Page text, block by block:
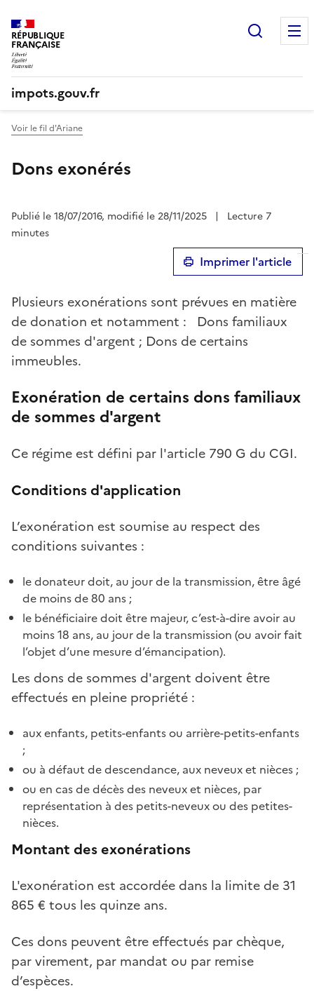
RÉPUBLIQUE
FRANÇAISE
impots.gouv.fr
Voir le fil d'Ariane
Dons exonérés
Publié le 18/07/2016, modifié le 28/11/2025 |
Lecture 7
minutes
Imprimer l'article
Plusieurs exonérations sont prévues en matière
de donation et notamment : Dons familiaux
de sommes d'argent ; Dons de certains
immeubles.
Exonération de certains dons familiaux
de sommes d'argent
Ce régime est défini par l'article 790 G du CGI.
Conditions d'application
L’exonération est soumise au respect des
conditions suivantes :
le donateur doit, au jour de la transmission, être âgé
de moins de 80 ans ;
le bénéficiaire doit être majeur, c’est-à-dire avoir au
moins 18 ans, au jour de la transmission (ou avoir fait
l’objet d’une mesure d’émancipation).
Les dons de sommes d'argent doivent être
effectués en pleine propriété :
aux enfants, petits-enfants ou arrière-petits-enfants
;
ou à défaut de descendance, aux neveux et nièces ;
ou en cas de décès des neveux et nièces, par
représentation à des petits-neveux ou des petites-
nièces.
Montant des exonérations
L'exonération est accordée dans la limite de 31
865 € tous les quinze ans.
Ces dons peuvent être effectués par chèque,
par virement, par mandat ou par remise
d’espèces.